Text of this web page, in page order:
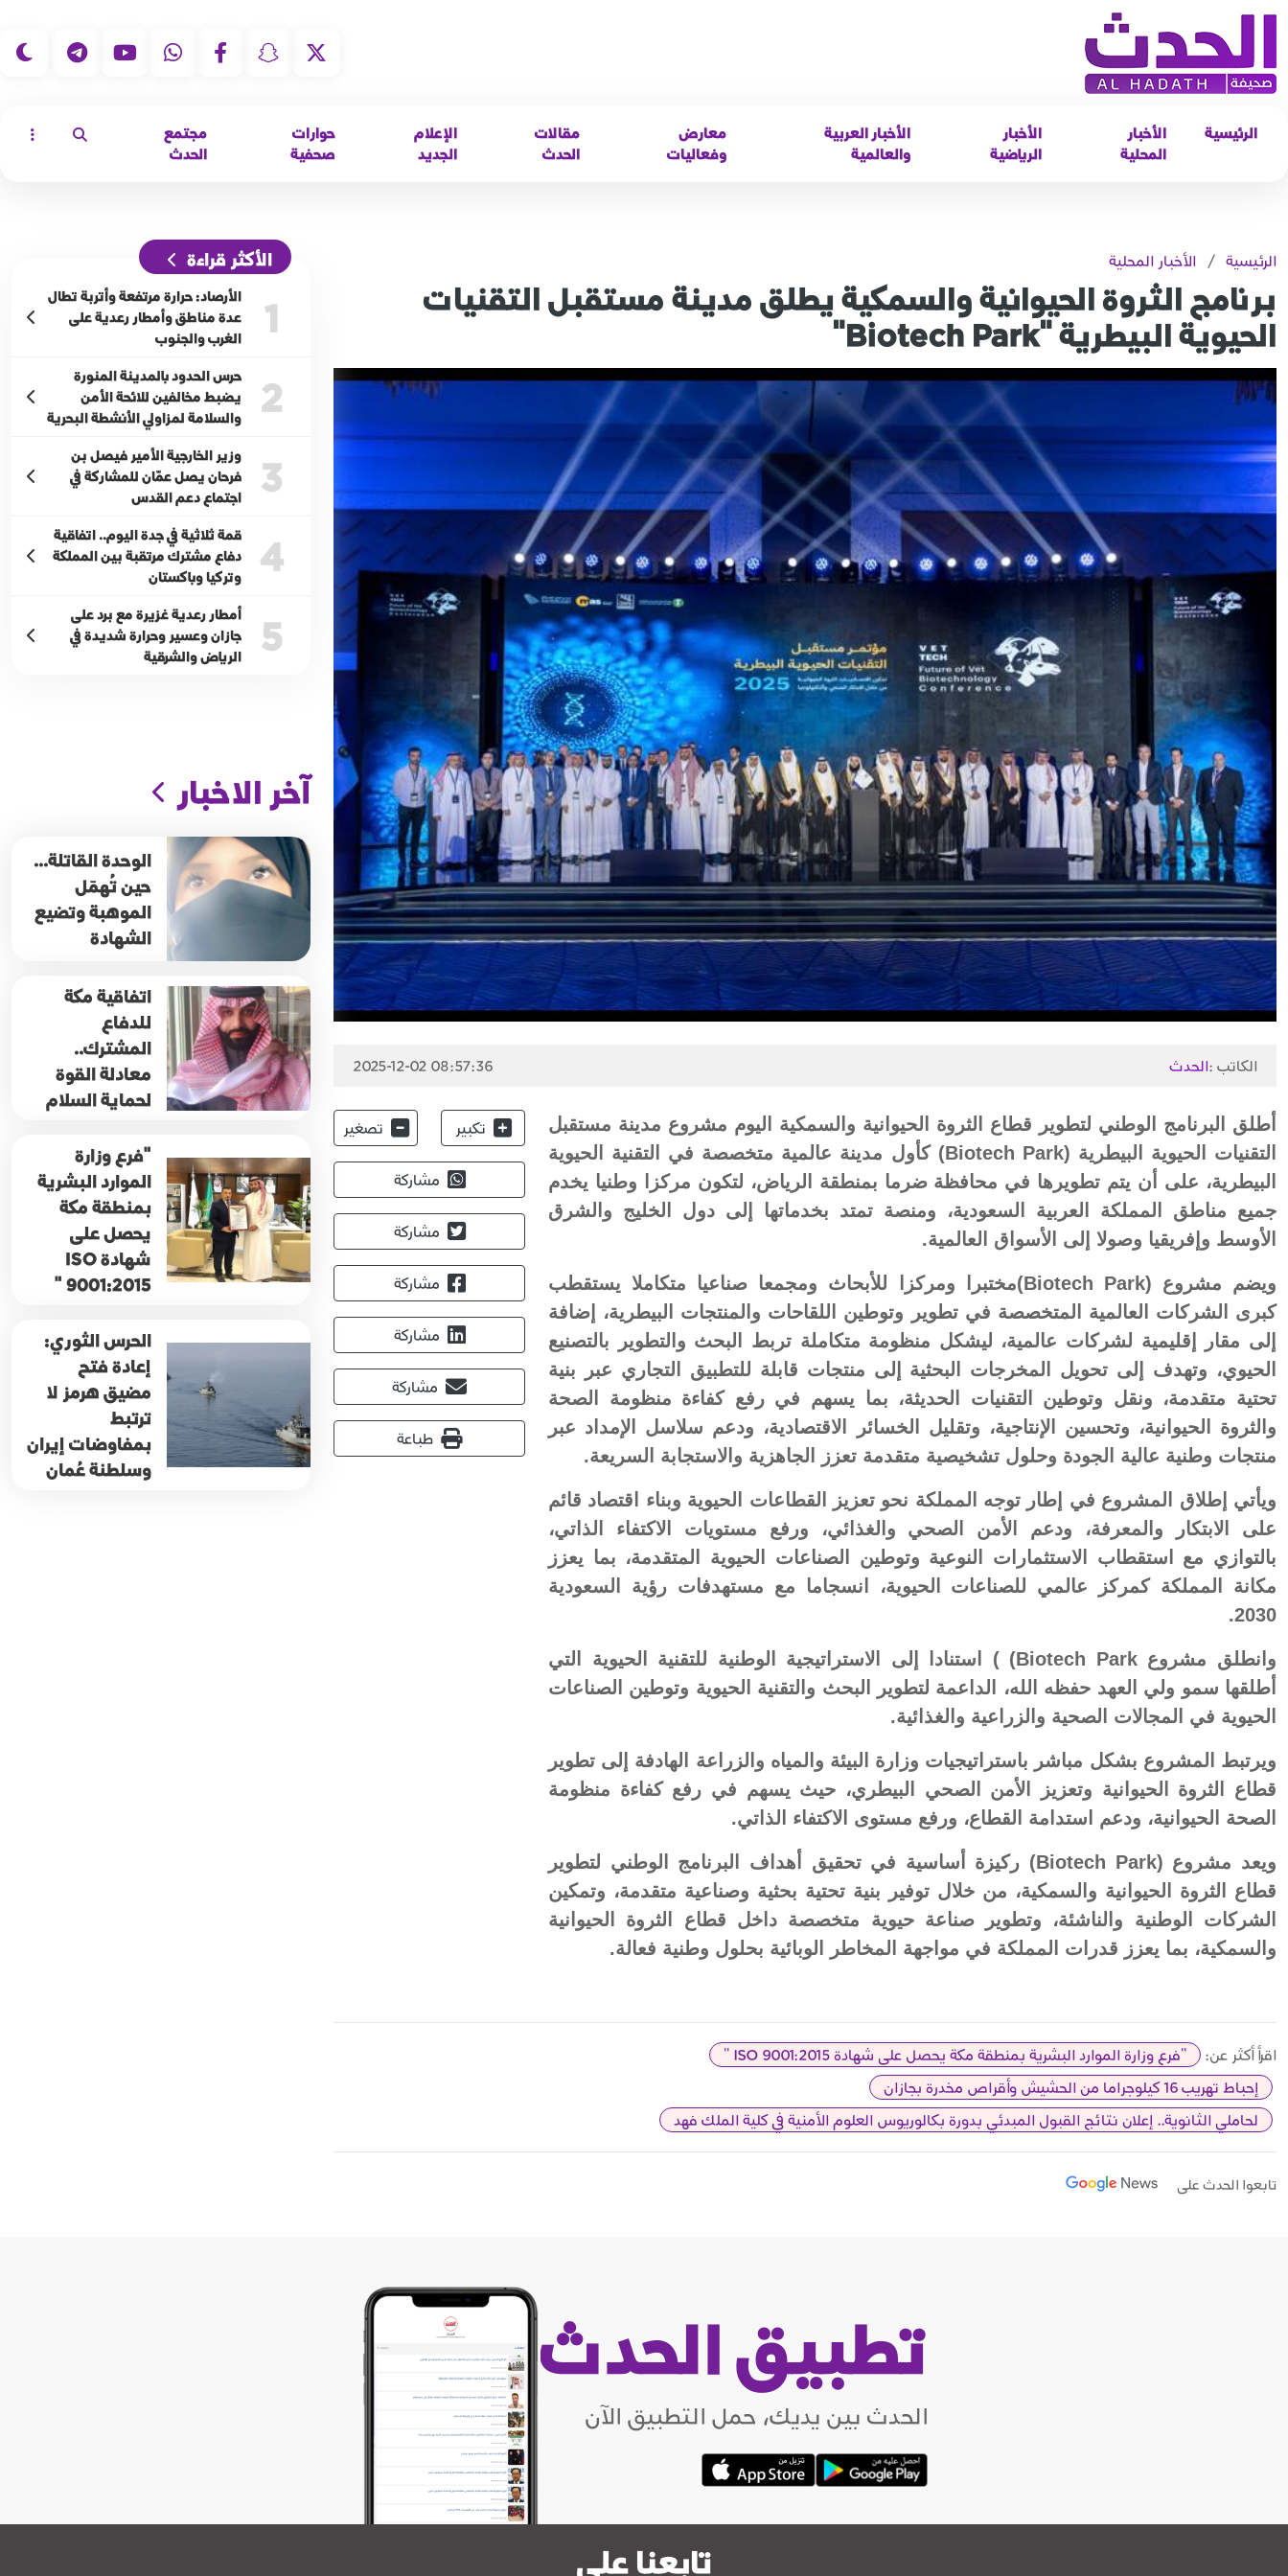
الرئيسية
الأخبار
المحلية
الأخبار
الرياضية
الأخبار العربية
والعالمية
معارض
وفعاليات
مقالات
الحدث
الإعلام
الجديد
حوارات
صحفية
مجتمع
الحدث
الرئيسية / الأخبار المحلية
برنامج الثروة الحيوانية والسمكية يطلق مدينة مستقبل التقنيات
الحيوية البيطرية "Biotech Park"
الكاتب :الحدث 2025-12-02 08:57:36
أطلق البرنامج الوطني لتطوير قطاع الثروة الحيوانية والسمكية اليوم مشروع مدينة مستقبل
التقنيات الحيوية البيطرية (Biotech Park) كأول مدينة عالمية متخصصة في التقنية الحيوية
البيطرية، على أن يتم تطويرها في محافظة ضرما بمنطقة الرياض، لتكون مركزا وطنيا يخدم
جميع مناطق المملكة العربية السعودية، ومنصة تمتد بخدماتها إلى دول الخليج والشرق
الأوسط وإفريقيا وصولا إلى الأسواق العالمية.
ويضم مشروع (Biotech Park)مختبرا ومركزا للأبحاث ومجمعا صناعيا متكاملا يستقطب
كبرى الشركات العالمية المتخصصة في تطوير وتوطين اللقاحات والمنتجات البيطرية، إضافة
إلى مقار إقليمية لشركات عالمية، ليشكل منظومة متكاملة تربط البحث والتطوير بالتصنيع
الحيوي، وتهدف إلى تحويل المخرجات البحثية إلى منتجات قابلة للتطبيق التجاري عبر بنية
تحتية متقدمة، ونقل وتوطين التقنيات الحديثة، بما يسهم في رفع كفاءة منظومة الصحة
والثروة الحيوانية، وتحسين الإنتاجية، وتقليل الخسائر الاقتصادية، ودعم سلاسل الإمداد عبر
منتجات وطنية عالية الجودة وحلول تشخيصية متقدمة تعزز الجاهزية والاستجابة السريعة.
ويأتي إطلاق المشروع في إطار توجه المملكة نحو تعزيز القطاعات الحيوية وبناء اقتصاد قائم
على الابتكار والمعرفة، ودعم الأمن الصحي والغذائي، ورفع مستويات الاكتفاء الذاتي،
بالتوازي مع استقطاب الاستثمارات النوعية وتوطين الصناعات الحيوية المتقدمة، بما يعزز
مكانة المملكة كمركز عالمي للصناعات الحيوية، انسجاما مع مستهدفات رؤية السعودية
2030.
وانطلق مشروع Biotech Park) ) استنادا إلى الاستراتيجية الوطنية للتقنية الحيوية التي
أطلقها سمو ولي العهد حفظه الله، الداعمة لتطوير البحث والتقنية الحيوية وتوطين الصناعات
الحيوية في المجالات الصحية والزراعية والغذائية.
ويرتبط المشروع بشكل مباشر باستراتيجيات وزارة البيئة والمياه والزراعة الهادفة إلى تطوير
قطاع الثروة الحيوانية وتعزيز الأمن الصحي البيطري، حيث يسهم في رفع كفاءة منظومة
الصحة الحيوانية، ودعم استدامة القطاع، ورفع مستوى الاكتفاء الذاتي.
ويعد مشروع (Biotech Park) ركيزة أساسية في تحقيق أهداف البرنامج الوطني لتطوير
قطاع الثروة الحيوانية والسمكية، من خلال توفير بنية تحتية بحثية وصناعية متقدمة، وتمكين
الشركات الوطنية والناشئة، وتطوير صناعة حيوية متخصصة داخل قطاع الثروة الحيوانية
والسمكية، بما يعزز قدرات المملكة في مواجهة المخاطر الوبائية بحلول وطنية فعالة.
تكبير تصغير
مشاركة
مشاركة
مشاركة
مشاركة
مشاركة
طباعة
اقرأ أكثر عن:
"فرع وزارة الموارد البشرية بمنطقة مكة يحصل على شهادة ISO 9001:2015 "
إحباط تهريب 16 كيلوجراما من الحشيش وأقراص مخدرة بجازان
لحاملي الثانوية.. إعلان نتائج القبول المبدئي بدورة بكالوريوس العلوم الأمنية في كلية الملك فهد
تابعوا الحدث على
الأكثر قراءة
1
الأرصاد: حرارة مرتفعة وأتربة تطال
عدة مناطق وأمطار رعدية على
الغرب والجنوب
2
حرس الحدود بالمدينة المنورة
يضبط مخالفين للائحة الأمن
والسلامة لمزاولي الأنشطة البحرية
3
وزير الخارجية الأمير فيصل بن
فرحان يصل عمّان للمشاركة في
اجتماع دعم القدس
4
قمة ثلاثية في جدة اليوم.. اتفاقية
دفاع مشترك مرتقبة بين المملكة
وتركيا وباكستان
5
أمطار رعدية غزيرة مع برد على
جازان وعسير وحرارة شديدة في
الرياض والشرقية
آخر الاخبار
الوحدة القاتلة...
حين تُهمَل
الموهبة وتضيع
الشهادة
اتفاقية مكة
للدفاع
المشترك..
معادلة القوة
لحماية السلام
"فرع وزارة
الموارد البشرية
بمنطقة مكة
يحصل على
شهادة ISO
9001:2015 "
الحرس الثوري:
إعادة فتح
مضيق هرمز لا
ترتبط
بمفاوضات إيران
وسلطنة عُمان
تطبيق الحدث
الحدث بين يديك، حمل التطبيق الآن
تابعنا على